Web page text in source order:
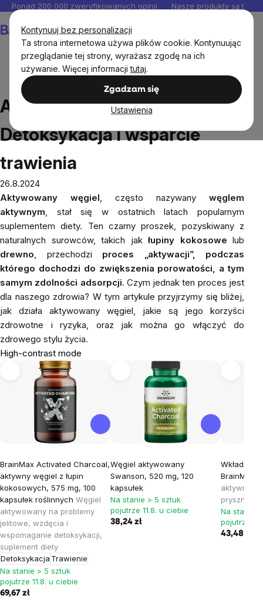
Kontynuuj bez personalizacji
Ta strona internetowa używa plików cookie. Kontynuując
przeglądanie tej strony, wyrażasz zgodę na ich
używanie. Więcej informacjitutaj.
Zgadzam się
Ustawienia
Przejść
do
treści
Ponad 200 000 zweryfikowanych opinii Nasze produkty są
Aktywny węgiel: Detoksykacja i wsparcie trawienia
Aktywny węgiel:
Detoksykacja i wsparcie
trawienia
26.8.2024
Aktywowany węgiel, często nazywany węglem
aktywnym, stał się w ostatnich latach popularnym
suplementem diety. Ten czarny proszek, pozyskiwany z
naturalnych surowców, takich jakłupiny kokosowe lub
drewno, przechodzi proces „aktywacji”, podczas
którego dochodzi do zwiększenia porowatości, a tym
samym zdolności adsorpcji. Czym jednak ten proces jest
dla naszego zdrowia? W tym artykule przyjrzymy się bliżej,
jak działa aktywowany węgiel, jakie są jego korzyści
zdrowotne i ryzyka, oraz jak można go włączyć do
zdrowego stylu życia.
High-contrast mode
BrainMax Activated Charcoal,
aktywny węgiel z łupin
kokosowych, 575 mg, 100
kapsułek roślinnych Węgiel
aktywowany na problemy
jelitowe, wzdęcia i
wspomaganie detoksykacji,
suplement diety
Detoksykacja Trawienie
Na stanie > 5 sztuk
pojutrze 11.8. u ciebie
69,67 zł
Węgiel aktywowany
Swanson, 520 mg, 120
kapsułek
Na stanie > 5 sztuk
pojutrze 11.8. u ciebie
38,24 zł
Wkład
BrainMax
Na stanie
pojutrze
43,48 zł